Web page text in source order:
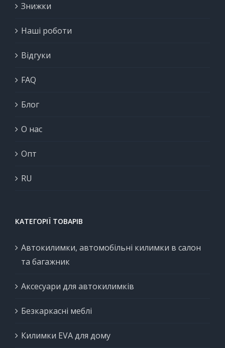
Знижки
Наші роботи
Відгуки
FAQ
Блог
О нас
Опт
RU
КАТЕГОРІЇ ТОВАРІВ
Автокилимки, автомобільні килимки в салон
та багажник
Аксесуари для автокилимків
Безкаркасні меблі
Килимки EVA для дому